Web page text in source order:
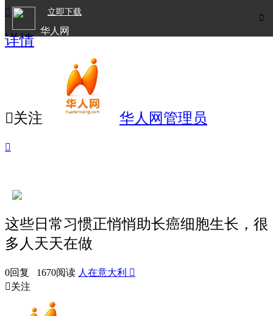

立即下载
华人网

详情
关注 华人网管理员

这些日常习惯正悄悄助长癌细胞生长，很
多人天天在做
0回复 1670阅读 人在意大利 
关注